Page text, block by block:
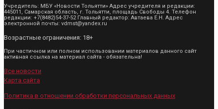
Учредитель: МБУ «Новости Тольятти» Адрес учредителя и редакции:
445011, Самарская область, г. Тольятти, площадь Свободы 4. Телефон
редакции: +7(8482)54-37-52 Главный редактор: Автаева Е.Н. Адрес
электронной почты: vdmst@yandex.ru
Возрастные ограничения: 18+
При частичном или полном использовании материалов данного сайт
активная ссылка на материал сайта - обязательна!
Все новости
Карта сайта
Политика в отношении обработки персональных данных